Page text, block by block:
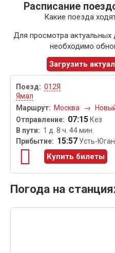
Расписание
Какие поезда
Для просмотра
необходимо
Загрузить
012Я
Ямал
Москва
→
07:15 Кез
1 д. 8 ч. 44 мин.
15:57 Усть-Юган
Купить билеты
Погода на